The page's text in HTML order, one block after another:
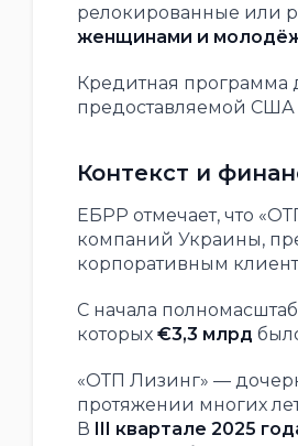
релокированные или
женщинами и
Кредитная программа
предоставляемой
Контекст и
ЕБРР отмечает, что
компаний Украины,
корпоративным
С начала
которых €3,3 млрд
«ОТП Лизинг» —
протяжении многих
В III квартале 2025